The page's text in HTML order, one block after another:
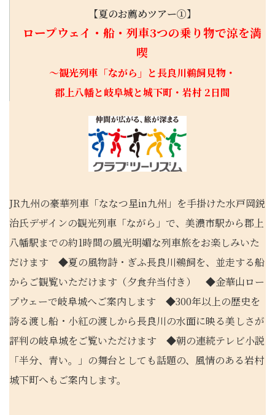
【夏のお薦めツアー①】
ロープウェイ・船・列車3つの乗り物で涼を満
喫
～観光列車「ながら」と長良川鵜飼見物・
郡上八幡と岐阜城と城下町・岩村 2日間
JR九州の豪華列車「ななつ星in九州」を手掛けた水戸岡鋭
治氏デザインの観光列車「ながら」で、美濃市駅から郡上
八幡駅までの約1時間の風光明媚な列車旅をお楽しみいた
だけます ◆夏の風物詩・ぎふ長良川鵜飼を、並走する船
からご観覧いただけます（夕食弁当付き） ◆金華山ロー
プウェーで岐阜城へご案内します ◆300年以上の歴史を
誇る渡し船・小紅の渡しから長良川の水面に映る美しさが
評判の岐阜城をご覧いただけます ◆朝の連続テレビ小説
「半分、青い。」の舞台としても話題の、風情のある岩村
城下町へもご案内します。